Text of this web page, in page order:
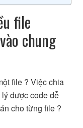
file
chung
file ? Việc chia
được code dễ
cho từng file ?